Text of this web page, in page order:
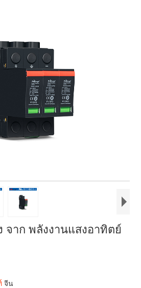
จาก พลังงานแสงอาทิตย์
จีน